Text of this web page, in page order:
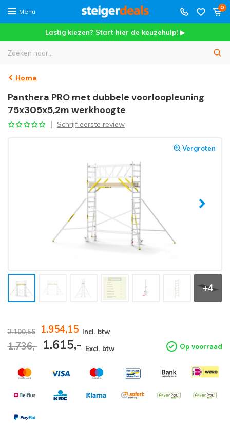
Menu
0
Lastig kiezen? Start hier de keuzehulp! ▶
Home
Panthera PRO met dubbele voorloopleuning
75x305x5,2m werkhoogte
Schrijf eerste review
Vergroten
+4
2.100,56 1.954,15 Incl. btw
1.736,- 1.615,- Excl. btw Op voorraad